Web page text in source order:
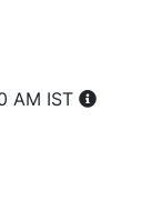
AM IST